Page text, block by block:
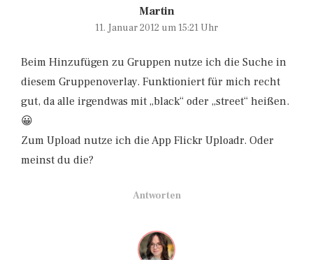
Martin
11. Januar 2012 um 15:21 Uhr
Beim Hinzufügen zu Gruppen nutze ich die Suche in
diesem Gruppenoverlay. Funktioniert für mich recht
gut, da alle irgendwas mit „black“ oder „street“ heißen.
😀
Zum Upload nutze ich die App Flickr Uploadr. Oder
meinst du die?
Antworten